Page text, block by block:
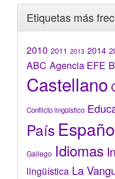
Etiquetas más
2010 2011 2013 2014
ABC Agencia EFE
Castellano
Conflicto lingüístico
País
Gallego Idiomas
lingüística La